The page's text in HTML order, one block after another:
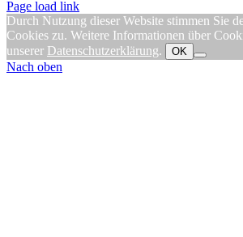
Page load link
Durch Nutzung dieser Website stimmen Sie
Cookies zu. Weitere Informationen über
unserer Datenschutzerklärung. OK
Nach oben